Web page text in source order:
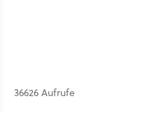
36626 Aufrufe